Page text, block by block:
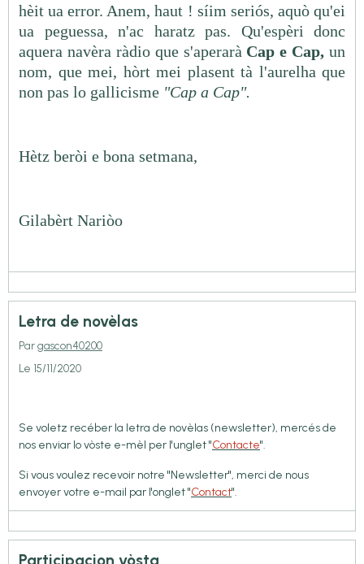
hèit ua error. Anem, haut ! síim seriós, aquò qu'ei
ua peguessa, n'ac haratz pas. Qu'espèri donc
aquera navèra ràdio que s'aperarà Cap e Cap, un
nom, que mei, hòrt mei plasent tà l'aurelha que
non pas lo gallicisme "Cap a Cap".
Hètz beròi e bona setmana,
Gilabèrt Nariòo
Letra de novèlas
Pargascon40200
Le 15/11/2020
Se voletz recéber la letra de novèlas (newsletter), mercés de
nos enviar lo vòste e-mèl per l'unglet "Contacte".
Si vous voulez recevoir notre "Newsletter", merci de nous
envoyer votre e-mail par l'onglet "Contact".